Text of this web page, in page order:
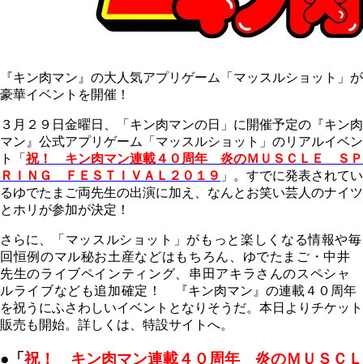
『キン肉マン』の大人気アプリゲーム「マッスルショット」が
豪華イベントを開催！
３月２９日金曜日、「キン肉マンの日」に開催予定の『キン肉
マン』公式アプリゲーム「マッスルショット」のリアルイベン
ト「祝！ キン肉マン連載４０周年 炎のＭＵＳＣＬＥ ＳＰ
ＲＩＮＧ ＦＥＳＴＩＶＡＬ２０１９ 」。すでに発表されてい
るゆでたまご両先生の出演に加え、なんとお笑い芸人のナイツ
とホリが参加が決定！
さらに、
「マッスルショット」がもっと楽しくなる情報や毎
回恒例のマル秘お土産などはもちろん、ゆでたまご・中井
先生のライブペインティング、串田アキラさんのスペシャ
ルライブなども追加確定！
『キン肉マン』の連載４０周年
を祝うにふさわしいイベントとなりそうだ。本日よりチケット
販売も開始。詳しくは、特設サイトへ。
●「祝！ キン肉マン連載４０周年 炎のＭＵＳＣＬ